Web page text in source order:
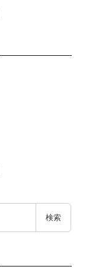
検索